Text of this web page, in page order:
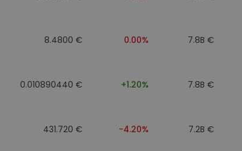
8.4800 € 0.00% 7.8B €
0.010890440 € +1.20% 7.8B €
431.720 € -4.20% 7.2B €